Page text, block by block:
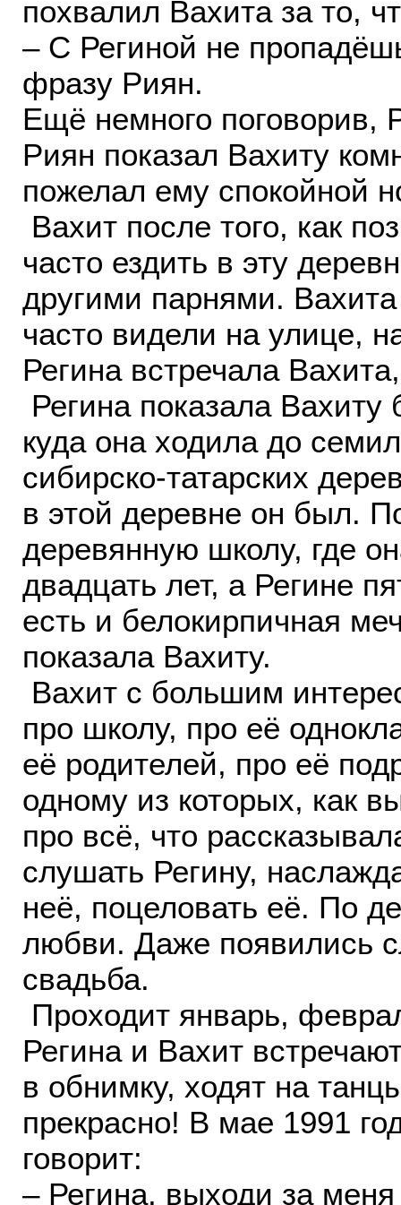
похвалил Вахита за то,
– С Региной не
фразу Риян.
Ещё немного поговорив,
Риян показал Вахиту
пожелал ему
Вахит после того, как
часто ездить в эту
другими парнями.
часто видели на улице,
Регина встречала
Регина показала
куда она ходила до
сибирско-татарских
в этой деревне он был.
деревянную школу, где
двадцать лет, а Регине
есть и белокирпичная
показала Вахиту.
Вахит с большим
про школу, про её
её родителей, про её
одному из которых, как
про всё, что
слушать Регину,
неё, поцеловать её. По
любви. Даже появились
свадьба.
Проходит январь,
Регина и Вахит
в обнимку, ходят на
прекрасно! В мае 1991
говорит:
– Регина, выходи за